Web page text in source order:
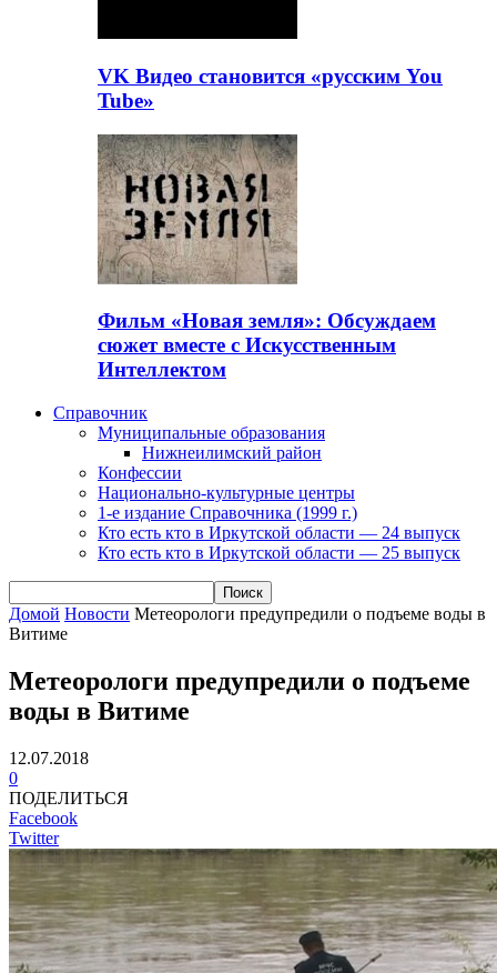
VK Видео становится «русским You
Tube»
Фильм «Новая земля»: Обсуждаем
сюжет вместе с Искусственным
Интеллектом
Справочник
Муниципальные образования
Нижнеилимский район
Конфессии
Национально-культурные центры
1-е издание Справочника (1999 г.)
Кто есть кто в Иркутской области — 24 выпуск
Кто есть кто в Иркутской области — 25 выпуск
Домой Новости Метеорологи предупредили о подъеме воды в
Витиме
Метеорологи предупредили о подъеме
воды в Витиме
12.07.2018
0
ПОДЕЛИТЬСЯ
Facebook
Twitter